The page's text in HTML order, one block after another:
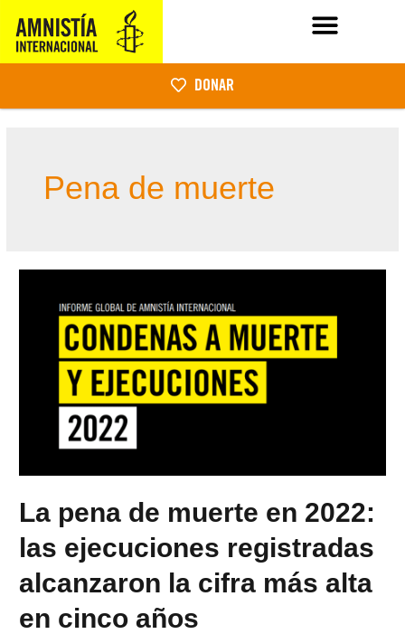
DONAR
Pena de muerte
La pena de muerte en 2022:
las ejecuciones registradas
alcanzaron la cifra más alta
en cinco años